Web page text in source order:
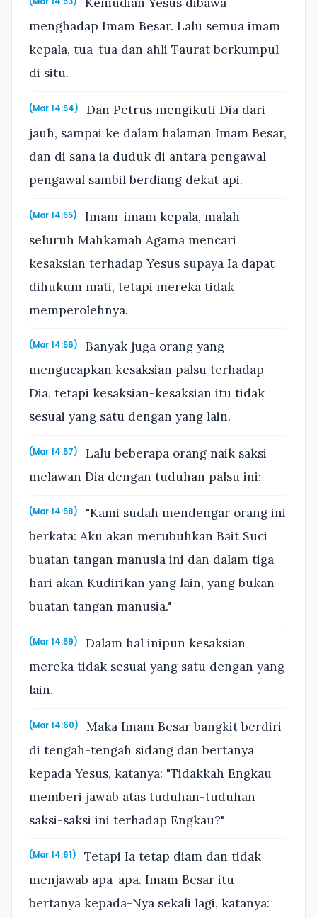
menghadap Imam Besar. Lalu semua imam
kepala, tua-tua dan ahli Taurat berkumpul
di situ.
(Mar 14:54)
Dan Petrus mengikuti Dia dari
jauh, sampai ke dalam halaman Imam Besar,
dan di sana ia duduk di antara pengawal-
pengawal sambil berdiang dekat api.
(Mar 14:55)
Imam-imam kepala, malah
seluruh Mahkamah Agama mencari
kesaksian terhadap Yesus supaya Ia dapat
dihukum mati, tetapi mereka tidak
memperolehnya.
(Mar 14:56)
Banyak juga orang yang
mengucapkan kesaksian palsu terhadap
Dia, tetapi kesaksian-kesaksian itu tidak
sesuai yang satu dengan yang lain.
(Mar 14:57)
Lalu beberapa orang naik saksi
melawan Dia dengan tuduhan palsu ini:
(Mar 14:58)
"Kami sudah mendengar orang ini
berkata: Aku akan merubuhkan Bait Suci
buatan tangan manusia ini dan dalam tiga
hari akan Kudirikan yang lain, yang bukan
buatan tangan manusia."
(Mar 14:59)
Dalam hal inipun kesaksian
mereka tidak sesuai yang satu dengan yang
lain.
(Mar 14:60)
Maka Imam Besar bangkit berdiri
di tengah-tengah sidang dan bertanya
kepada Yesus, katanya: "Tidakkah Engkau
memberi jawab atas tuduhan-tuduhan
saksi-saksi ini terhadap Engkau?"
(Mar 14:61)
Tetapi Ia tetap diam dan tidak
menjawab apa-apa. Imam Besar itu
bertanya kepada-Nya sekali lagi, katanya: